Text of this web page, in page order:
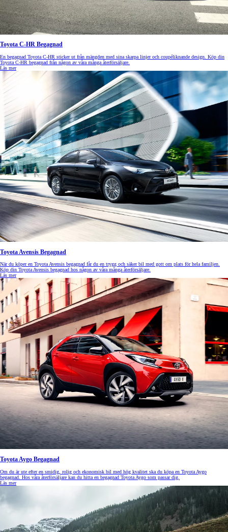
Toyota C-HR Begagnad
En begagnad Toyota C-HR sticker ut från mängden med sina skarpa linjer och coupéliknande design. Köp din
Toyota C-HR begagnad från någon av våra många återförsäljare.
Läs mer
Toyota Avensis Begagnad
När du köper en Toyota Avensis begagnad får du en trygg och säker bil med gott om plats för hela familjen.
Köp din Toyota Avensis begagnad hos någon av våra många återförsäljare.
Läs mer
Toyota Aygo Begagnad
Om du är ute efter en smidig, rolig och ekonomisk bil med hög kvalitet ska du köpa en Toyota Aygo
begagnad. Hos våra återförsäljare kan du hitta en begagnad Toyota Aygo som passar dig.
Läs mer